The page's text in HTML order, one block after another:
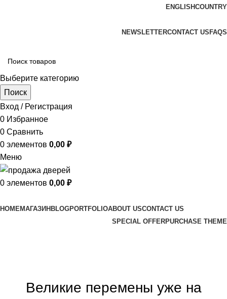
ENGLISHCOUNTRY
NEWSLETTERCONTACT US FAQS
Выберите категорию
Поиск
Вход / Регистрация
0 Избранное
0 Сравнить
0 элементов 0,00 ₽
Меню
0 элементов 0,00 ₽
HOMEМАГАЗИН BLOGPORTFOLIOABOUT USCONTACT US
SPECIAL OFFERPURCHASE THEME
Великие перемены уже на